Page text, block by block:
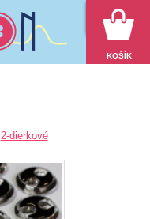
KOŠÍK
2-dierkové